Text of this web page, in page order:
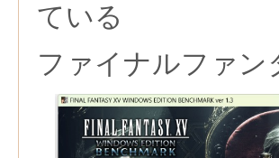
ている
ファイナルファン